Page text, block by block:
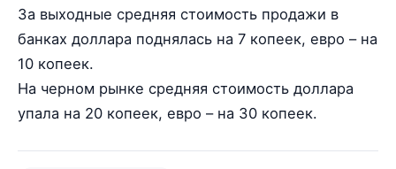
За выходные средняя стоимость продажи в
банках доллара поднялась на 7 копеек, евро – на
10 копеек.
На черном рынке средняя стоимость доллара
упала на 20 копеек, евро – на 30 копеек.